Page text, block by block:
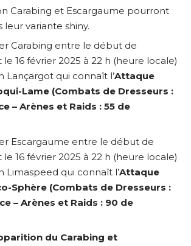
Carabing et Escargaume pourront
leur variante shiny.
Carabing entre le début de
16 février 2025 à 22 h (heure locale)
Lançargot qui connaît l’Attaque
Lame (Combats de Dresseurs :
– Arènes et Raids : 55 de
Escargaume entre le début de
16 février 2025 à 22 h (heure locale)
Limaspeed qui connaît l’Attaque
Sphère (Combats de Dresseurs :
– Arènes et Raids : 90 de
du Carabing et